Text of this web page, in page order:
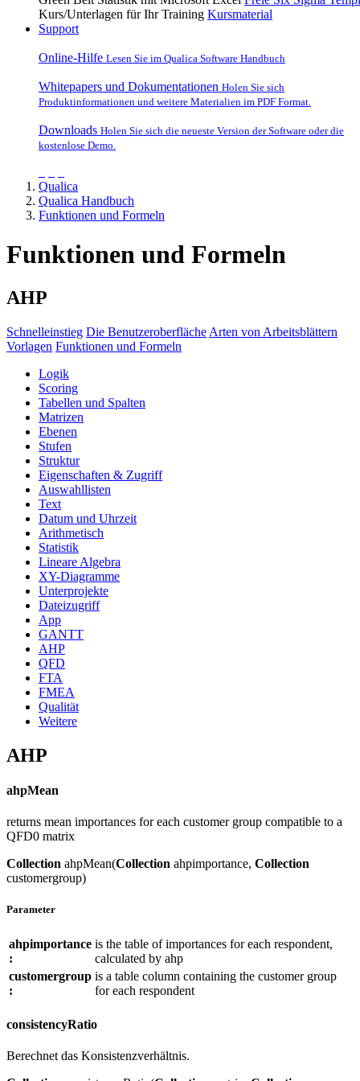
Kurs/Unterlagen für Ihr Training Kursmaterial
Support
Online-Hilfe Lesen Sie im Qualica Software Handbuch
Whitepapers und Dokumentationen Holen Sie sich
Produktinformationen und weitere Materialien im PDF Format.
Downloads Holen Sie sich die neueste Version der Software oder die
kostenlose Demo.
Qualica
Qualica Handbuch
Funktionen und Formeln
Funktionen und Formeln
AHP
Schnelleinstieg Die Benutzeroberfläche Arten von Arbeitsblättern
Vorlagen Funktionen und Formeln
Logik
Scoring
Tabellen und Spalten
Matrizen
Ebenen
Stufen
Struktur
Eigenschaften & Zugriff
Auswahllisten
Text
Datum und Uhrzeit
Arithmetisch
Statistik
Lineare Algebra
XY-Diagramme
Unterprojekte
Dateizugriff
App
GANTT
AHP
QFD
FTA
FMEA
Qualität
Weitere
AHP
ahpMean
returns mean importances for each customer group compatible to a
QFD0 matrix
Collection ahpMean(Collection ahpimportance, Collection
customergroup)
Parameter
ahpimportance
:
is the table of importances for each respondent,
calculated by ahp
customergroup
:
is a table column containing the customer group
for each respondent
consistencyRatio
Berechnet das Konsistenzverhältnis.